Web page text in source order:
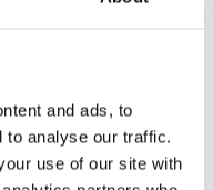
and ads, to
to analyse our traffic.
use of our site with